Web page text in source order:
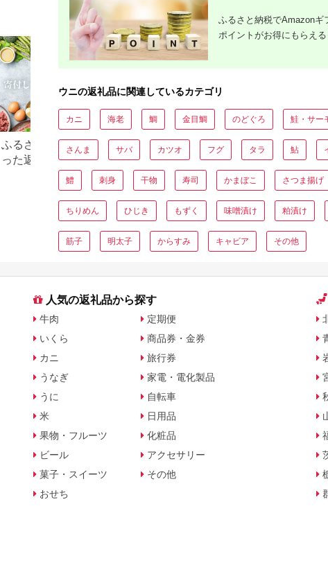
ラサキウニ 日本海熊
石産海洋深層水 塩水
ウニ 素材を生かした
自然の味 国産うに
雲丹 100グラムパッ
ふるさと納税「貰ってよか
った返礼品」12選～食べ物
【2026年最新】ふるさと納
税の還元率ランキング本当
にお得な返礼品TOP300
ふるさと納税でAmazonギ
ポイントがお得にもらえ
ウニの返礼品に関連しているカテゴリ
カニ 海老 鯛 金目鯛 のどぐろ 鮭・サー
さんま サバ カツオ フグ タラ 鮎
鱧 刺身 干物 寿司 かまぼこ さつま揚げ
ちりめん ひじき もずく 味噌漬け 粕漬け
筋子 明太子 からすみ キャビア その他
人気の返礼品から探す
牛肉
いくら
カニ
うなぎ
うに
米
果物・フルーツ
ビール
菓子・スイーツ
おせち
定期便
商品券・金券
旅行券
家電・電化製品
自転車
日用品
化粧品
アクセサリー
その他